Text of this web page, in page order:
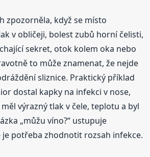
zpozorněla, když se místo
v obličeji, bolest zubů horní čelisti,
sekret, otok kolem oka nebo
to může znamenat, že nejde
sliznice. Praktický příklad
dostal kapky na infekci v nose,
výrazný tlak v čele, teplotu a byl
„můžu víno?“ ustupuje
potřeba zhodnotit rozsah infekce.